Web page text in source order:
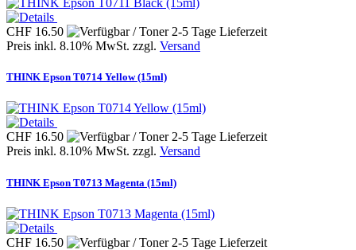
CHF 16.50
Preis inkl. 8.10% MwSt. zzgl. Versand
THINK Epson T0714 Yellow (15ml)
CHF 16.50
Preis inkl. 8.10% MwSt. zzgl. Versand
THINK Epson T0713 Magenta (15ml)
CHF 16.50